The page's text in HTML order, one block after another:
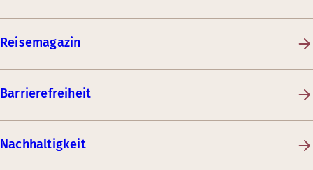
Reisemagazin
Barrierefreiheit
Nachhaltigkeit